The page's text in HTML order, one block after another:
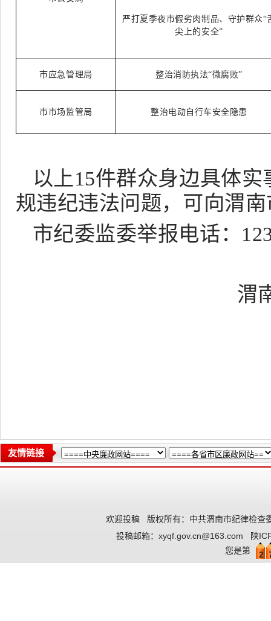
严打夏季夜市假劣肉制品、守护群众“
尖上的安全”
市应急管理局 整治消防执法“微腐败”
市市场监管局 整治电动自行车安全隐患
以上15件群众身边具体
规违纪违法问题，可向渭
市纪委监委举报电话：
渭
友情链接
欢迎投稿 版权所有：中共渭南市纪律检查
投稿邮箱： xyqf.gov.cn@163.com
陕
您是第